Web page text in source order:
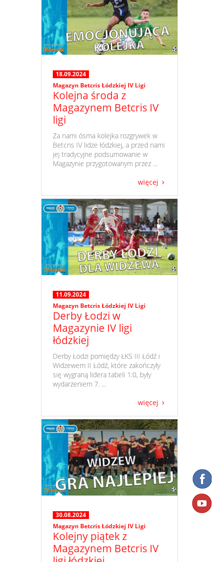
18.09.2024
Magazyn Betcris Łódzkiej IV Ligi
Kolejna środa z
Magazynem Betcris IV
ligi
​ Za nami ósma kolejka rozgrywek w
Betcris IV lidze łódzkiej, a przed nami
jej tradycyjne podsumowanie w
Magazynie przygotowanym przez ...
więcej
11.09.2024
Magazyn Betcris Łódzkiej IV Ligi
Derby Łodzi w
Magazynie IV ligi
łódzkiej
​ Derby Łodzi pomiędzy ŁKS III Łódź i
Widzewem II Łódź, które zakończyły
się wygraną lidera tabeli 1:0, były
wydarzeniem 7. ...
więcej
30.08.2024
Magazyn Betcris Łódzkiej IV Ligi
Kolejny piątek z
Magazynem Betcris IV